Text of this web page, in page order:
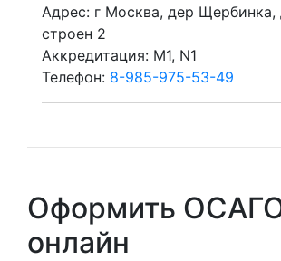
Адрес: г Москва, дер Щербинка,
строен 2
Аккредитация: M1, N1
Телефон: 8-985-975-53-49
Оформить
онлайн